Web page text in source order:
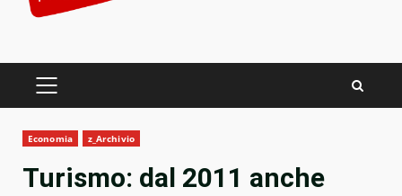
PRIMARY
Economia z_Archivio
Turismo: dal 2011 anche